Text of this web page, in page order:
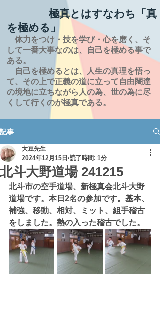
極真とはすなわち「真
を極める」
体力をつけ・技を学び・心を磨く、そ
して一番大事なのは、自己を極める事で
ある。
自己を極めるとは、
人生の真理を悟っ
て、その上で正義の道に立って自由闊達
の境地に立ちながら人の為、世の為に尽
くして行くのが極真である。
記事
北斗大野道場 241215
大豆先生
2024年12月15日 読了時間: 1分
北斗市の空手道場、新極真会北斗大野
道場です。 本日2名の参加です。 基本、
補強、移動、相対、ミット、組手稽古
をしました。熱の入った稽古でした。